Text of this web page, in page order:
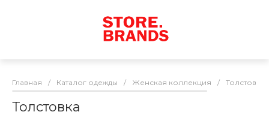
Главная / Каталог одежды / Женская коллекция / Толстовки
Толстовка